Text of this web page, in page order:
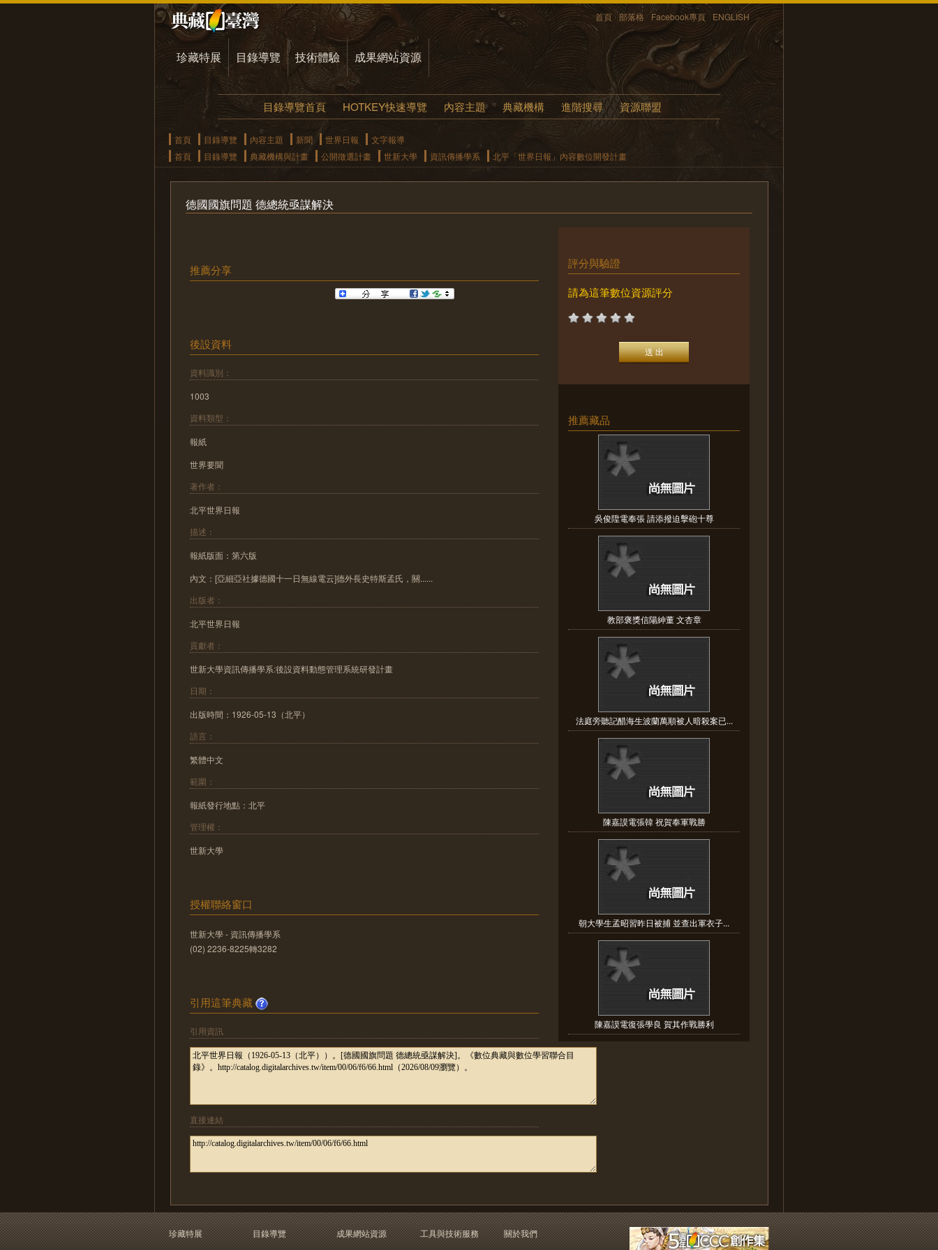
首頁 部落格 Facebook專頁 ENGLISH
珍藏特展 目錄導覽 技術體驗 成果網站資源
目錄導覽首頁 HOTKEY快速導覽 內容主題 典藏機構 進階搜尋 資源聯盟
首頁 目錄導覽 內容主題 新聞 世界日報
文字報導
首頁
目錄導覽 典藏機構與計畫 公開徵選計畫 世新大學 資訊傳播學系 北平「世界日報」內容數位開發計畫
德國國旗問題 德總統亟謀解決
推薦分享
後設資料
資料識別：
1003
資料類型：
報紙
世界要聞
著作者：
北平世界日報
描述：
報紙版面：第六版
內文：[亞細亞社據德國十一日無線電云]德外長史特斯孟氏，關......
出版者：
北平世界日報
貢獻者：
世新大學資訊傳播學系:後設資料動態管理系統研發計畫
日期：
出版時間：1926-05-13（北平）
語言：
繁體中文
範圍：
報紙發行地點：北平
管理權：
世新大學
授權聯絡窗口
世新大學 - 資訊傳播學系
(02) 2236-8225轉3282
引用這筆典藏
引用資訊
直接連結
評分與驗證
請為這筆數位資源評分
推薦藏品
吳俊陞電奉張 請添撥迫擊砲十尊
教部褒獎信陽紳董 文杏章
法庭旁聽記醋海生波蘭萬順被人暗殺案已...
陳嘉謨電張韓 祝賀奉軍戰勝
朝大學生孟昭習昨日被捕 並查出軍衣子...
陳嘉謨電復張學良 賀其作戰勝利
珍藏特展 目錄導覽 成果網站資源 工具與技術服務 關於我們